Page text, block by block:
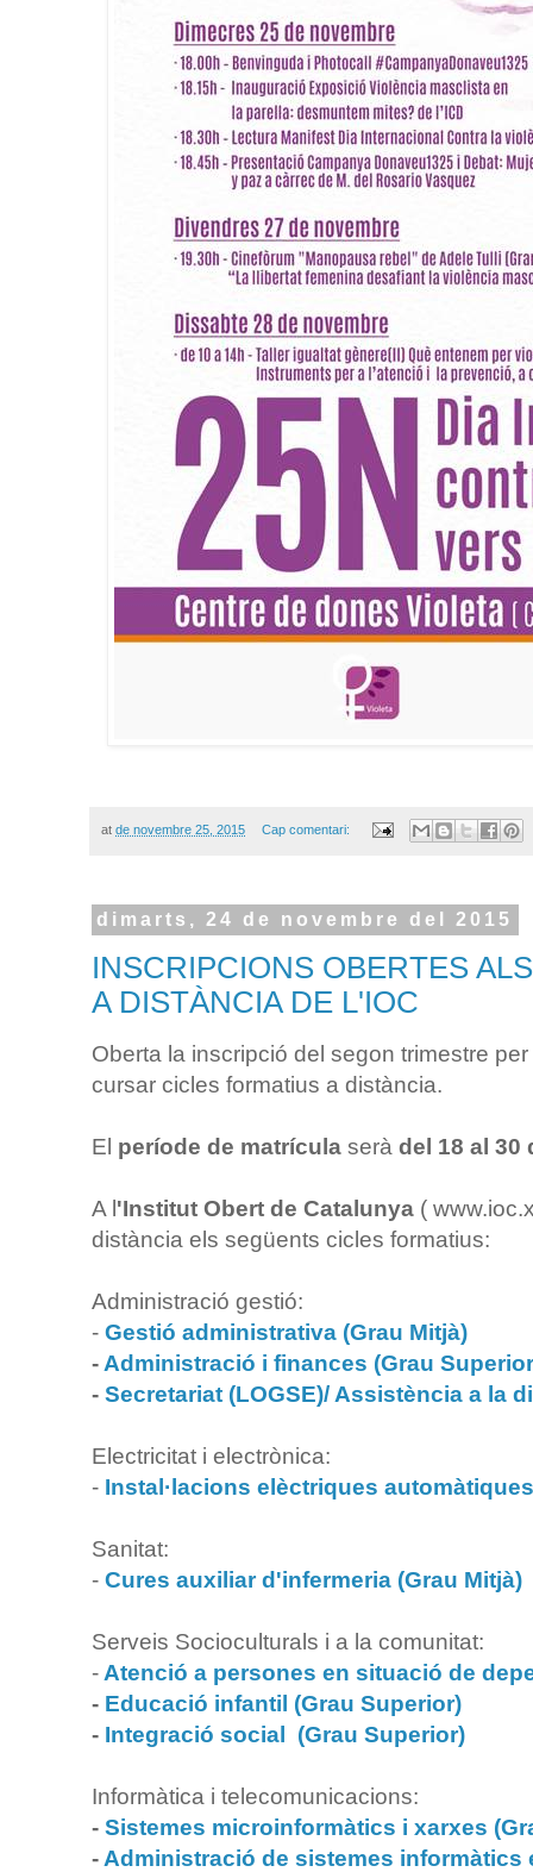
at de novembre 25, 2015 Cap comentari:
dimarts, 24 de novembre del 2015
INSCRIPCIONS OBERTES
A DISTÀNCIA DE L'IOC
Oberta la inscripció del segon trimestre
cursar cicles formatius a distància.
El període de matrícula serà del 18 al 30
A l'Institut Obert de Catalunya (
distància els següents cicles formatius:
Administració gestió:
- Gestió administrativa (Grau Mitjà)
- Administració i finances (Grau
- Secretariat (LOGSE)/ Assistència a la
Electricitat i electrònica:
- Instal·lacions elèctriques
Sanitat:
- Cures auxiliar d'infermeria (Grau Mitjà)
Serveis Socioculturals i a la comunitat:
- Atenció a persones en situació de
- Educació infantil (Grau Superior)
- Integració social (Grau Superior)
Informàtica i telecomunicacions:
- Sistemes microinformàtics i xarxes
- Administració de sistemes informàtics